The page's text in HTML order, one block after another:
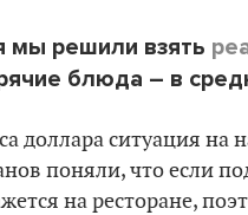
мы решили взять
блюда – в
доллара ситуация
поняли, что если
на ресторане,